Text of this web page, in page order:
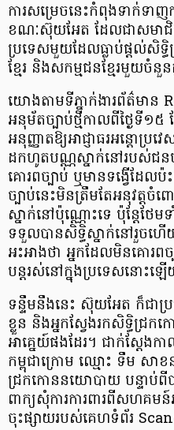
ការសម្រេចនេះកំពុងទាក់ទាញ
ខណៈស៊ុយអែត ដែលជាសមា
ប្រទេសមួយដែលធ្លាប់ផ្តល់សិ
ខ្មែរ និងសកម្មជនខ្មែរមួយចំនួ
យោងតាមទីភ្នាក់ងារព័ត៌មាន
អនុម័តច្បាប់ថ្មីកាលពីថ្ងៃទី១
អនុញ្ញាតឱ្យអាជ្ញាធរអន្តោប្
ដកហូតបណ្ណស្នាក់នៅរបស់ជន
គោរពច្បាប់ ឬមានទង្វើដែល
ច្បាប់នេះមិនត្រឹមតែអនុវត្តចំ
ស្នាក់​នៅប៉ុណ្ណោះទេ ប៉ុន្តែថែម
ទទួលបានសិទ្ធិស្នាក់នៅរួចហ
អះអាងថា អ្នកដែលមិនគោរពច្
បន្តរស់នៅក្នុងប្រទេសនោះឡ
ទន្ទឹមនឹងនេះ ស៊ុយអែត ក៏ជា
ខ្លួន និងអ្នកស្វែងរកសិទ្ធិជ្រ
អាគ្នេយ៍ផងដែរ។ ជាក់ស្តែងក
កម្ពុជាក្រោម ឈ្មោះ ទឹម សា
ជ្រកកោននយោបាយ បន្ទាប់ពី
ពាក្យសុំការការពារពីសហគមន៍
ចុះផ្សាយរបស់គេហទំព័រ